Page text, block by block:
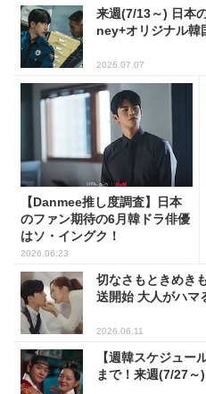
来週(7/13～) 日本
ney+オリジナル韓
2026.07.07
【Danmee推し度調査】日本
のファン期待の6月韓ドラ俳優
はソ・イングク！
2026.06.23
切なさもときめき
送開始 大人がハマ
2026.06.11
【週韓スケジュー
まで！来週(7/27～